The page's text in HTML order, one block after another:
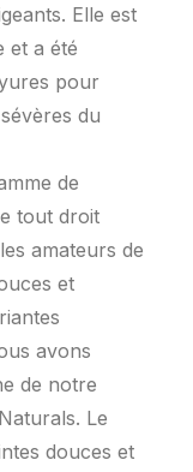
Elle est
et a été
pour
du
de
tout droit
amateurs de
et
avons
de notre
Le
douces et